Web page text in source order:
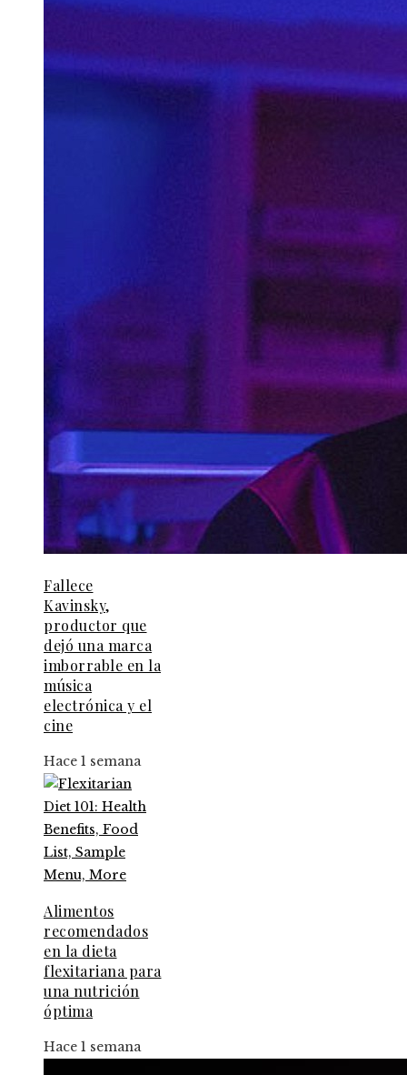
Fallece
Kavinsky,
productor que
dejó una marca
imborrable en la
música
electrónica y el
cine
Hace 1 semana
Alimentos
recomendados
en la dieta
flexitariana para
una nutrición
óptima
Hace 1 semana